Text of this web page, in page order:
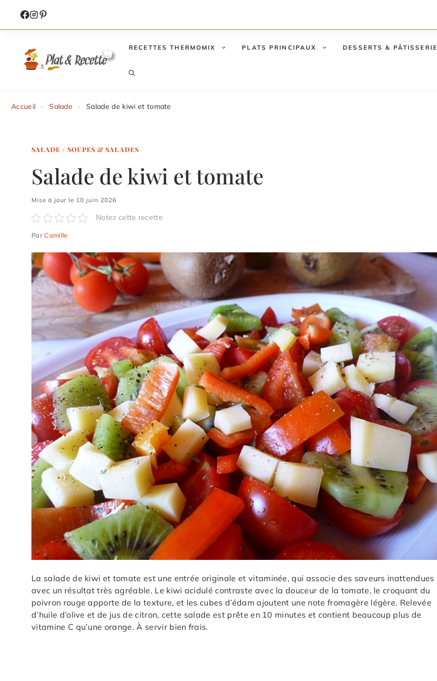
contenu
RECETTES THERMOMIX PLATS PRINCIPAUX DESSERTS & PÂTISSERIE
Accueil - Salade - Salade de kiwi et tomate
SALADE /SOUPES & SALADES
Salade de kiwi et tomate
Mise à jour le 10 juin 2026
Notez cette recette
ParCamille
La salade de kiwi et tomate est une entrée originale et vitaminée, qui associe des saveurs inattendues
avec un résultat très agréable. Le kiwi acidulé contraste avec la douceur de la tomate, le croquant du
poivron rouge apporte de la texture, et les cubes d’édam ajoutent une note fromagère légère. Relevée
d’huile d’olive et de jus de citron, cette salade est prête en 10 minutes et contient beaucoup plus de
vitamine C qu’une orange. À servir bien frais.